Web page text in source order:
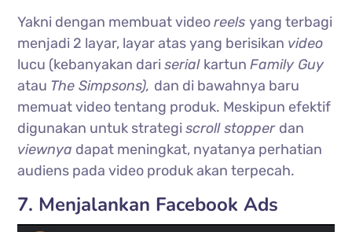
Yakni dengan membuat videoreelsyang terbagi
menjadi 2 layar, layar atas yang berisikan video
lucu (kebanyakan dariserial kartunFamily Guy
atau The Simpsons), dan di bawahnya baru
memuat video tentang produk. Meskipun efektif
digunakan untuk strategiscroll stopper dan
viewnya dapat meningkat, nyatanya perhatian
audiens pada video produk akan terpecah.
7. Menjalankan Facebook Ads